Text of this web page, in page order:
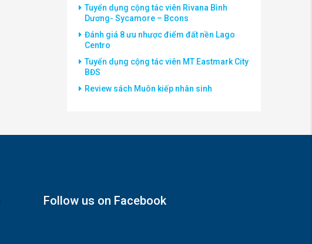
Tuyển dụng cộng tác viên Rivana Bình
Dương- Sycamore – Bcons
Đánh giá 8 ưu nhược điểm đất nền Lago
Centro
Tuyển dụng cộng tác viên MT Eastmark City
BĐS
Review sách Muôn kiếp nhân sinh
Follow us on Facebook